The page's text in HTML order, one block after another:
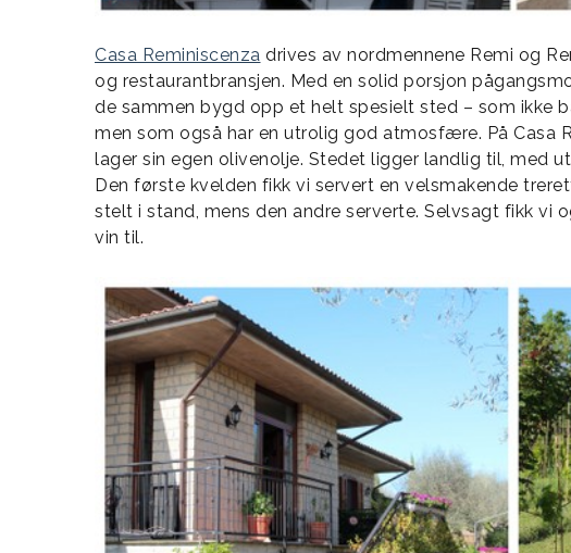
Casa Reminiscenza drives av nordmennene Remi og
og restaurantbransjen. Med en solid porsjon
de sammen bygd opp et helt spesielt sted – som ikke
men som også har en utrolig god atmosfære. På Casa
lager sin egen olivenolje. Stedet ligger landlig til, med
Den første kvelden fikk vi servert en velsmakende
stelt i stand, mens den andre serverte. Selvsagt fikk vi
vin til.